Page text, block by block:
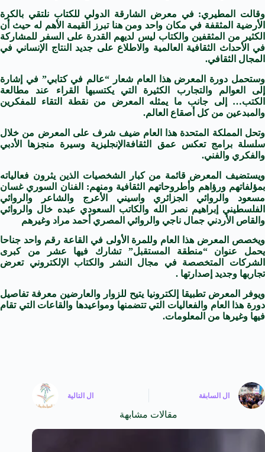
وقالت المطيري: في معرض الشارقة الدولي للكتاب نلتقي بالكرة
الأرضية المثقفة في مكان واحد ومن هنا تبرز القيمة الأهم له حيث أن
الكثير من المثقفين والكتاب ليس لديهم القدرة على السفر للمشاركة
في الأحداث الثقافية العالمية والاطلاع على جديد النتاج الإنساني في
المجال الثقافي.
وستحمل دورة المعرض هذا العام شعار “عالم في كتابي” في إشارة
إلى العوالم والتجارب الكثيرة التي يكتسبها القراء عند مطالعة
الكتب… إلى جانب ما يمثله المعرض من نقطة التقاء للمفكرين
والمبدعين من كل أصقاع العالم.
وتحل المملكة المتحدة هذا العام ضيف شرف على المعرض من خلال
سلسلة برامج تعكس عمق الثقافة الإنجليزية وسيرة منجزها الأدبي
والفكري والفني.
ويستضيف المعرض قائمة من كبار الشخصيات الذين يثرون فعالياته
بمؤلفاتهم ورؤاهم وأطروحاتهم الثقافية ومنهم: الفنان السوري غسان
مسعود والروائي الجزائري واسيني الأعرج والشاعر والروائي
الفلسطيني إبراهيم نصر الله والكاتب السعودي عبده خال والروائي
والقاص الأردني جمال ناجي والروائي المصري أحمد مراد وغيرهم
ويخصص المعرض هذا العام وللمرة الأولى في القاعة رقم واحد جناحا
يحمل عنوان “منطقة المستقبل” تشارك فيها عشر من كبرى
الشركات المتخصصة في مجال النشر والكتاب الإلكتروني تعرض
تجاربها وجديد إصدارتها .
ويوفر المعرض تطبيقا إلكترونيا يتيح للزوار والعارضين معرفة تفاصيل
دورة هذا العام والفعاليات التي تتضمنها ومواعيدها والقاعات التي تقام
فيها وغيرها من المعلومات.
ال السابقة ال التالية
مقالات مشابهة